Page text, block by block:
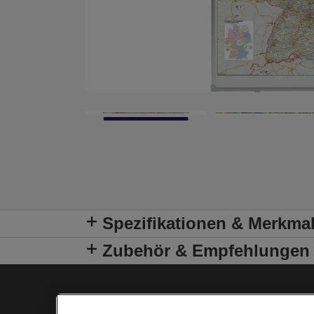
Spezifikationen &
Zubehör & Empfehlungen